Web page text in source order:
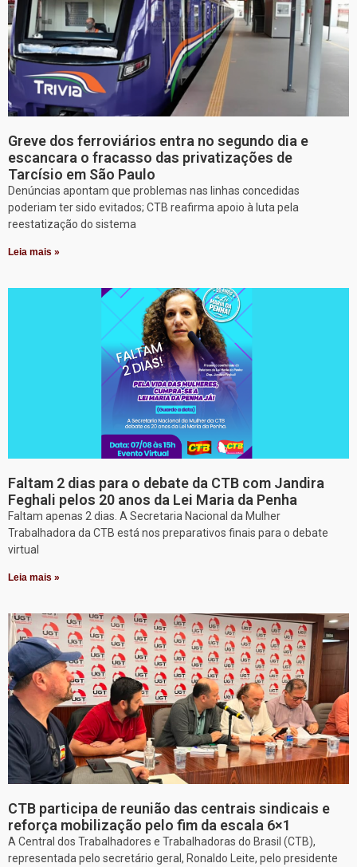
Greve dos ferroviários entra no segundo dia e
escancara o fracasso das privatizações de
Tarcísio em São Paulo
Denúncias apontam que problemas nas linhas concedidas
poderiam ter sido evitados; CTB reafirma apoio à luta pela
reestatização do sistema
Leia mais »
Faltam 2 dias para o debate da CTB com Jandira
Feghali pelos 20 anos da Lei Maria da Penha
Faltam apenas 2 dias. A Secretaria Nacional da Mulher
Trabalhadora da CTB está nos preparativos finais para o debate
virtual
Leia mais »
CTB participa de reunião das centrais sindicais e
reforça mobilização pelo fim da escala 6×1
A Central dos Trabalhadores e Trabalhadoras do Brasil (CTB),
representada pelo secretário geral, Ronaldo Leite, pelo presidente